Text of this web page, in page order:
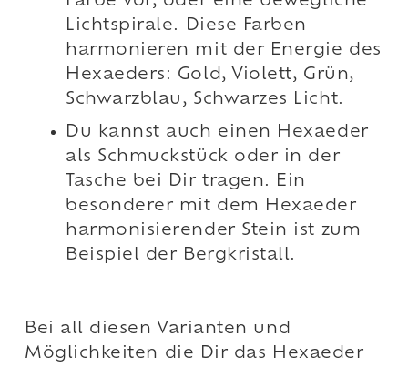
Lichtspirale. Diese Farben
harmonieren mit der Energie des
Hexaeders: Gold, Violett, Grün,
Schwarzblau, Schwarzes Licht.
Du kannst auch einen Hexaeder
als Schmuckstück oder in der
Tasche bei Dir tragen. Ein
besonderer mit dem Hexaeder
harmonisierender Stein ist zum
Beispiel der Bergkristall.
Bei all diesen Varianten und
Möglichkeiten die Dir das Hexaeder